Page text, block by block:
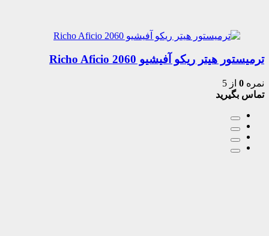
ترمیستور هیتر ریکو آفیشیو 2060 Richo Aficio
نمره 0 از 5
تماس بگیرید